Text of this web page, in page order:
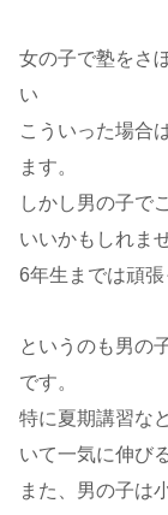
女の子で塾をさ
い
こういった場合
ます。
しかし男の子で
いいかもしれま
6年生までは頑張
というのも男の
です。
特に夏期講習な
いて一気に伸び
また、男の子は